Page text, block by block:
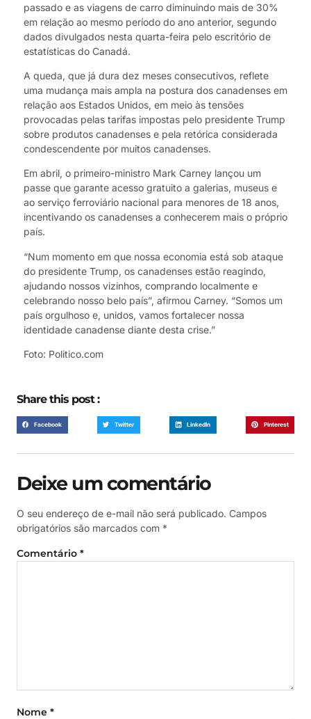
passado e as viagens de carro diminuindo mais de 30%
em relação ao mesmo período do ano anterior, segundo
dados divulgados nesta quarta-feira pelo escritório de
estatísticas do Canadá.
A queda, que já dura dez meses consecutivos, reflete
uma mudança mais ampla na postura dos canadenses em
relação aos Estados Unidos, em meio às tensões
provocadas pelas tarifas impostas pelo presidente Trump
sobre produtos canadenses e pela retórica considerada
condescendente por muitos canadenses.
Em abril, o primeiro-ministro Mark Carney lançou um
passe que garante acesso gratuito a galerias, museus e
ao serviço ferroviário nacional para menores de 18 anos,
incentivando os canadenses a conhecerem mais o próprio
país.
“Num momento em que nossa economia está sob ataque
do presidente Trump, os canadenses estão reagindo,
ajudando nossos vizinhos, comprando localmente e
celebrando nosso belo país”, afirmou Carney. “Somos um
país orgulhoso e, unidos, vamos fortalecer nossa
identidade canadense diante desta crise.”
Foto: Politico.com
Share this post :
Facebook Twitter LinkedIn Pinterest
Deixe um comentário
O seu endereço de e-mail não será publicado. Campos
obrigatórios são marcados com *
Comentário *
Nome *